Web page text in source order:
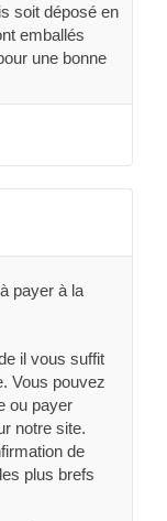
soit déposé en
emballés
une bonne
payer à la
il vous suffit
Vous pouvez
ou payer
notre site.
de
plus brefs